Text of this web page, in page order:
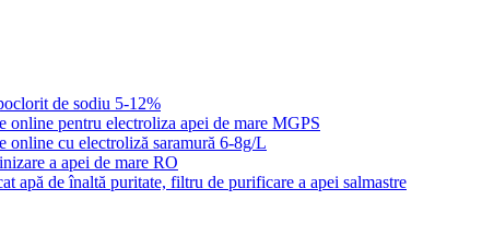
de sodiu 5-12%
online pentru electroliza apei de mare MGPS
online cu electroliză saramură 6-8g/L
a apei de mare RO
apă de înaltă puritate, filtru de purificare a apei salmastre